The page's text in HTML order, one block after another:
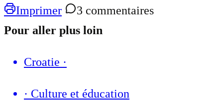
Imprimer
3 commentaires
Pour aller plus loin
Croatie ·
· Culture et éducation